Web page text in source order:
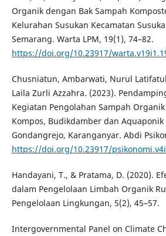
Organik dengan Bak Sampah
Kelurahan Susukan Kecamatan
Semarang. Warta LPM, 19(1), 74–82.
https://doi.org/10.23917/
Chusniatun, Ambarwati, Nurul
Laila Zurli Azzahra. (2023).
Kegiatan Pengolahan Sampah
Kompos, Budikdamber dan Aquaponik
Gondangrejo, Karanganyar. Abdi
https://doi.org/10.23917/
Handayani, T., & Pratama, D. (2020).
dalam Pengelolaan Limbah Organik
Pengelolaan Lingkungan, 5(2), 45–57.
Intergovernmental Panel on Climate